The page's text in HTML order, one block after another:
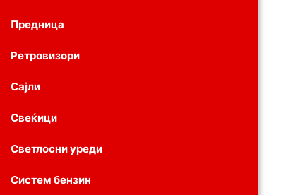
Предница
Ретровизори
Сајли
Свеќици
Светлосни уреди
Систем бензин